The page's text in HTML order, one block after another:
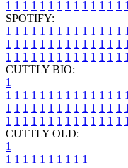
1 1 1 1 1 1 1 1 1 1 1 1 1 1 1
SPOTIFY:
1 1 1 1 1 1 1 1 1 1 1 1 1 1 1
1 1 1 1 1 1 1 1 1 1 1 1 1 1 1
1 1 1 1 1 1 1 1 1 1 1 1 1 1 1
CUTTLY BIO:
1
1 1 1 1 1 1 1 1 1 1 1 1 1 1 1
1 1 1 1 1 1 1 1 1 1 1 1 1 1 1
1 1 1 1 1 1 1 1 1 1 1 1 1 1 1
CUTTLY OLD:
1
1 1 1 1 1 1 1 1 1 1